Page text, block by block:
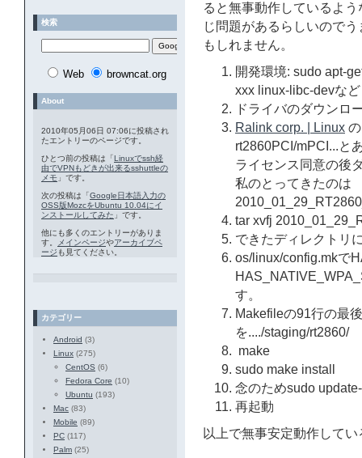
ると無事動作しているよ
じ問題があるらしいので
もしれません。
開発環境: sudo apt-
xxx linux-libc-devな
ドライバのダウンロ
Ralink corp. | Linux
rt2860PCI/mPCI...と
ライセンス同意の後
私のとってきたのは
tar xvfj
できたディレクトリ
os/linux/config.mkで
す。
Makefileの91行の最
を..../staging/rt2860/
make
sudo make install
念のためsudo
再起動
以上で無事安定動作して
検索
Web browncat.org
About
2010年05月06日 07:06に投稿され
たエントリーのページです。
ひとつ前の投稿は「Linuxでssh経
由でVPNもどきが出来るsshuttleの
メモ 」です。
次の投稿は「Google日本語入力の
OSS版MozcをUbuntu 10.04にイ
ンストールしてみた 」です。
他にも多くのエントリーがありま
す。
メインページやアーカイブペ
ージ も見てください。
カテゴリー
Android (3)
Linux (275)
CentOS (6)
Fedora Core (10)
Ubuntu (193)
Mac (83)
Mobile (89)
PC (117)
Palm (25)